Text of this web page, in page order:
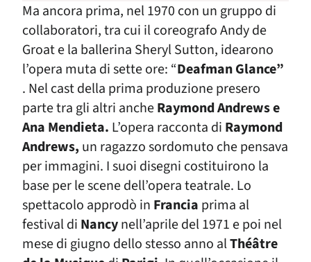
Ma ancora prima, nel 1970 con un gruppo di
collaboratori, tra cui il coreografo Andy de
Groat e la ballerina Sheryl Sutton, idearono
l’opera muta di sette ore: “Deafman Glance”
. Nel cast della prima produzione presero
parte tra gli altri ancheRaymond Andrews e
Ana Mendieta. L’opera racconta di Raymond
Andrews, un ragazzo sordomuto che pensava
per immagini. I suoi disegni costituirono la
base per le scene dell’opera teatrale. Lo
spettacolo approdò in Francia prima al
festival di Nancynell’aprile del 1971 e poi nel
mese di giugno dello stesso anno alThéâtre